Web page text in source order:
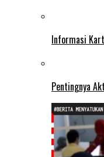
Informasi
Pentingnya